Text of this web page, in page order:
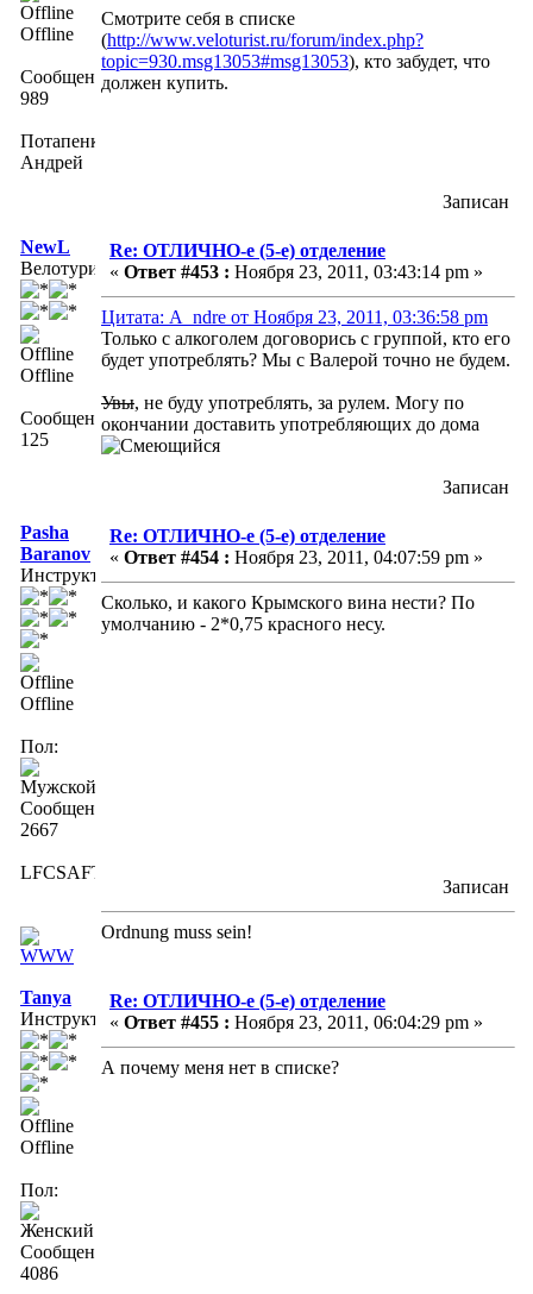
Offline
Сообщений:
989
Потапенко
Андрей
Смотрите себя в списке
(http://www.veloturist.ru/forum/index.php?
topic=930.msg13053#msg13053), кто забудет, что
должен купить.
Записан
NewL
Велотурист
Offline
Сообщений:
125
Re: ОТЛИЧНО-е (5-е) отделение
« Ответ #453 : Ноября 23, 2011, 03:43:14 pm »
Цитата: A_ndre от Ноября 23, 2011, 03:36:58 pm
Только с алкоголем договорись с группой, кто его
будет употреблять? Мы с Валерой точно не будем.
Увы, не буду употреблять, за рулем. Могу по
окончании доставить употребляющих до дома
Записан
Pasha
Baranov
Инструктор
Offline
Пол:
Сообщений:
2667
LFCSAFTD
Re: ОТЛИЧНО-е (5-е) отделение
« Ответ #454 : Ноября 23, 2011, 04:07:59 pm »
Сколько, и какого Крымского вина нести? По
умолчанию - 2*0,75 красного несу.
Записан
Ordnung muss sein!
Tanya
Инструктор
Offline
Пол:
Сообщений:
4086
Re: ОТЛИЧНО-е (5-е) отделение
« Ответ #455 : Ноября 23, 2011, 06:04:29 pm »
А почему меня нет в списке?